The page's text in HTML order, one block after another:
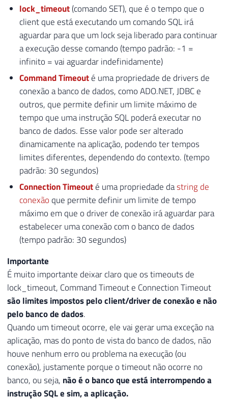
lock_timeout(comando SET), que é o tempo que o
client que está executando um comando SQL irá
aguardar para que um lock seja liberado para continuar
a execução desse comando (tempo padrão: -1 =
infinito = vai aguardar indefinidamente)
Command Timeouté uma propriedade de drivers de
conexão a banco de dados, como ADO.NET, JDBC e
outros, que permite definir um limite máximo de
tempo que uma instrução SQL poderá executar no
banco de dados. Esse valor pode ser alterado
dinamicamente na aplicação, podendo ter tempos
limites diferentes, dependendo do contexto. (tempo
padrão: 30 segundos)
Connection Timeouté uma propriedade dastring de
conexão que permite definir um limite de tempo
máximo em que o driver de conexão irá aguardar para
estabelecer uma conexão com o banco de dados
(tempo padrão: 30 segundos)
Importante
É muito importante deixar claro que os timeouts de
lock_timeout, Command Timeout e Connection Timeout
são limites impostos pelo client/driver de conexão e não
pelo banco de dados.
Quando um timeout ocorre, ele vai gerar uma exceção na
aplicação, mas do ponto de vista do banco de dados, não
houve nenhum erro ou problema na execução (ou
conexão), justamente porque o timeout não ocorre no
banco, ou seja, não é o banco que está interrompendo a
instrução SQL e sim, a aplicação.